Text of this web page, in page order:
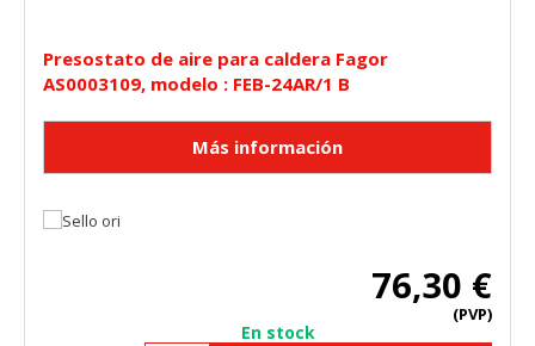
Presostato de aire para caldera Fagor
AS0003109, modelo : FEB-24AR/1 B
76,30 €
(PVP)
En stock